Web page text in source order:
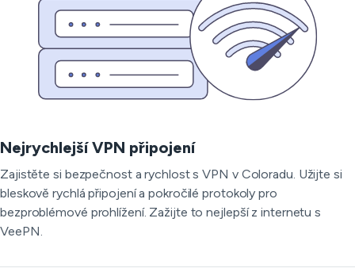
Nejrychlejší VPN připojení
Zajistěte si bezpečnost a rychlost s VPN v Coloradu. Užijte si
bleskově rychlá připojení a pokročilé protokoly pro
bezproblémové prohlížení. Zažijte to nejlepší z internetu s
VeePN.